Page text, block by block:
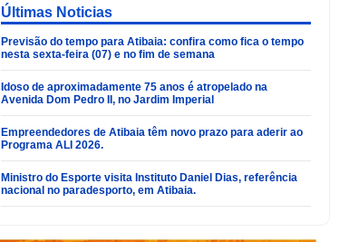
Últimas Noticias
Previsão do tempo para Atibaia: confira como fica o tempo
nesta sexta-feira (07) e no fim de semana
Idoso de aproximadamente 75 anos é atropelado na
Avenida Dom Pedro II, no Jardim Imperial
Empreendedores de Atibaia têm novo prazo para aderir ao
Programa ALI 2026.
Ministro do Esporte visita Instituto Daniel Dias, referência
nacional no paradesporto, em Atibaia.